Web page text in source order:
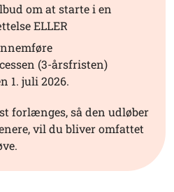
om at starte i en
ELLER
(3-årsfristen)
1. juli 2026.
forlænges, så den udløber
vil du bliver omfattet